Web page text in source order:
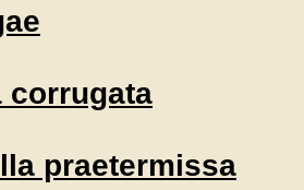
corrugata
praetermissa